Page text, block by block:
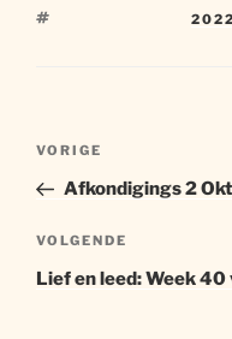
Artikel
Vorige
artikel
VORIGE
Afkondigings 2
Volgende
artikel
VOLGENDE
Lief en leed: Week